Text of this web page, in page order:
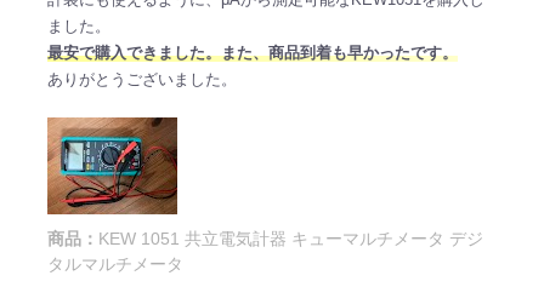
ました。
最安で購入できました。また、商品到着も早かったです。
ありがとうございました。
商品： KEW 1051 共立電気計器 キューマルチメータ デジ
タルマルチメータ